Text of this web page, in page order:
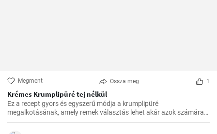
Megment Ossza meg 1
Krémes Krumplipüré tej nélkül
Ez a recept gyors és egyszerű módja a krumplipüré
megalkotásának, amely remek választás lehet akár azok számára
is, akik tejmentes étrendet követnek. Egyszerű, de lenyűgöző, és az